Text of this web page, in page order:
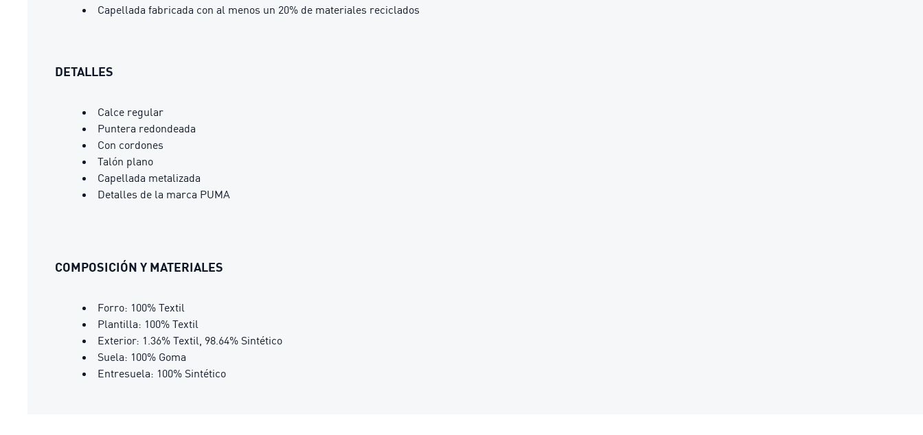
Capellada fabricada con al menos un 20% de materiales reciclados
DETALLES
Calce regular
Puntera redondeada
Con cordones
Talón plano
Capellada metalizada
Detalles de la marca PUMA
COMPOSICIÓN Y MATERIALES
Forro: 100% Textil
Plantilla: 100% Textil
Exterior: 1.36% Textil, 98.64% Sintético
Suela: 100% Goma
Entresuela: 100% Sintético